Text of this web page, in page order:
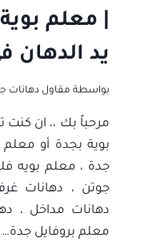
| معلم
يد الدهان
بواسطة مقاول دهانات
مرحباً بك ،، ان
بوية بجدة أو
جدة ، معلم بويه
جوتن ، دهانات
دهانات مداخل ،
معلم بروفايل جدة…